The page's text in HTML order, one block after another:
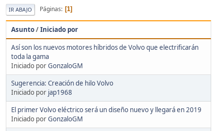
IR ABAJO Páginas 1
Asunto/Iniciado por
Así son los nuevos motores híbridos de Volvo que electrificarán
toda la gama
Iniciado porGonzaloGM
Sugerencia: Creación de hilo Volvo
Iniciado por jap1968
El primer Volvo eléctrico será un diseño nuevo y llegará en 2019
Iniciado porGonzaloGM